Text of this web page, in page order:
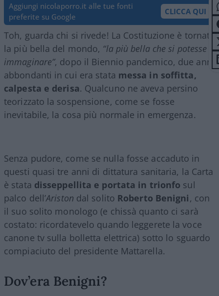
Aggiungi nicolaporro.it alle tue fonti
preferite su Google
CLICCA QUI
Toh, guarda chi si rivede! La Costituzione è tornata
la più bella del mondo, “la più bella che si potesse
immaginare”, dopo il Biennio pandemico, due anni
abbondanti in cui era stata messa in soffitta,
calpesta e derisa. Qualcuno ne aveva persino
teorizzato la sospensione, come se fosse
inevitabile, la cosa più normale in emergenza.
Senza pudore, come se nulla fosse accaduto in
questi quasi tre anni di dittatura sanitaria, la Carta
è stata disseppellita e portata in trionfo sul
palco dell’Ariston dal solito Roberto Benigni, con
il suo solito monologo (e chissà quanto ci sarà
costato: ricordatevelo quando leggerete la voce
canone tv sulla bolletta elettrica) sotto lo sguardo
compiaciuto del presidente Mattarella.
Dov’era Benigni?